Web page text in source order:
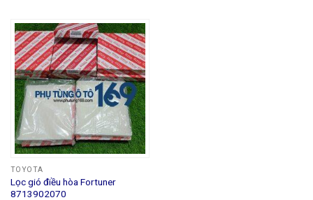
TOYOTA
Lọc gió điều hòa Fortuner
8713902070